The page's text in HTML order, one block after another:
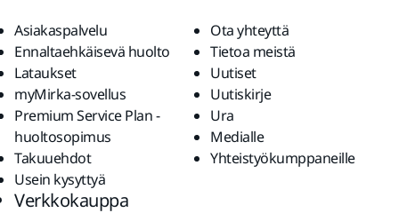
Asiakaspalvelu
Ennaltaehkäisevä huolto
Lataukset
myMirka-sovellus
Premium Service Plan -
huoltosopimus
Takuuehdot
Usein kysyttyä
Ota yhteyttä
Tietoa meistä
Uutiset
Uutiskirje
Ura
Medialle
Yhteistyökumppaneille
Verkkokauppa